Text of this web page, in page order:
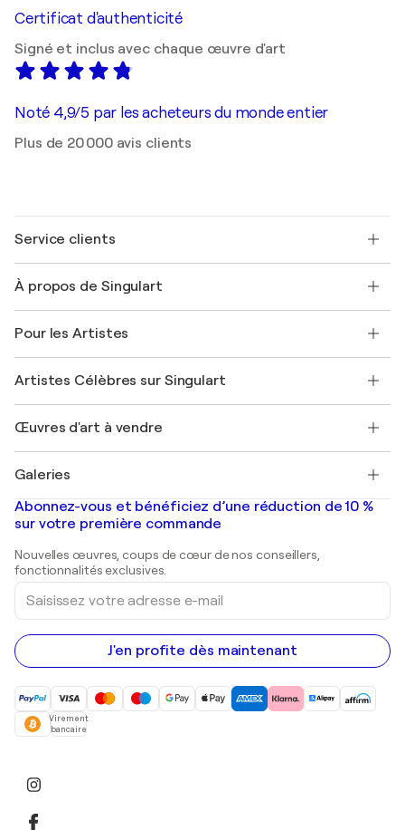
Certificat d'authenticité
Signé et inclus avec chaque œuvre d'art
Noté 4,9/5 par les acheteurs du monde entier
Plus de 20 000 avis clients
Service clients
Expédition
Offrir une carte cadeau
Rejoignez notre programme commercial
Mon compte
+33 1 76 44 06 42
À propos de Singulart
FAQ
Magazine Singulart
Emplois
Découvrez une sélection d'art original
Pour les Artistes
Se connecter en tant qu'Artiste
Artistes Célèbres sur Singulart
Marc Chagall
Banksy
Mr. Brainwash
Shepard Fairey
Œuvres d'art à vendre
Tableaux abstraits à vendre
Peintures de paysage
Estampes
Peintures acryliques
Galeries
Galeries d'art en France
Galeries d'art en Belgique
Abonnez-vous et bénéficiez d’une réduction de 10 %
sur votre première commande
Nouvelles œuvres, coups de cœur de nos conseillers,
fonctionnalités exclusives.
Saisissez
votre
adresse
e-
mail
J'en profite dès maintenant
Virement
bancaire